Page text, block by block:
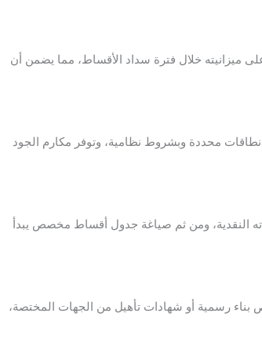
تؤثر على ميزانيته خلال فترة سداد الأقساط، مما يضمن أن
الأجانب في نطاقات محددة وبشروط نظامية، وتوفر مكارم الجود
النقدية، ومن ثم صياغة جدول أقساط مخصص يبدأ
بناء رسمية أو شهادات تأهيل من الجهات المختصة،